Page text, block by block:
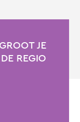
JE
REGIO